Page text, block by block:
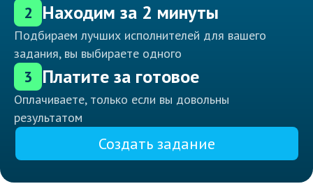
2 Находим за 2 минуты
Подбираем лучших исполнителей для вашего
задания, вы выбираете одного
3 Платите за готовое
Оплачиваете, только если вы довольны
результатом
Создать задание